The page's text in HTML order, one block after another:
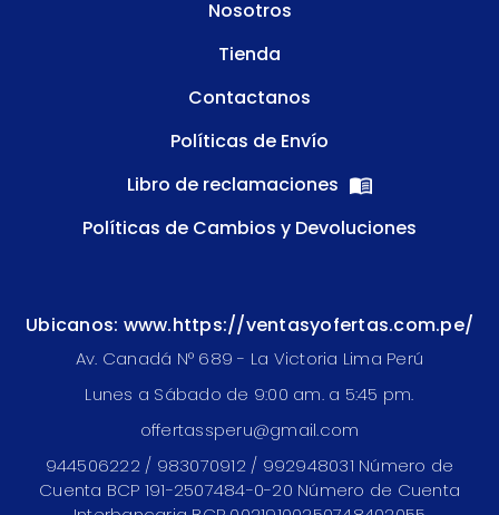
Nosotros
Tienda
Contactanos
Políticas de Envío
Libro de reclamaciones
Políticas de Cambios y Devoluciones
Ubicanos: www.https://ventasyofertas.com.pe/
Av. Canadá N° 689 - La Victoria Lima Perú
Lunes a Sábado de 9:00 am. a 5:45 pm.
offertassperu@gmail.com
944506222 / 983070912 / 992948031 Número de
Cuenta BCP 191-2507484-0-20 Número de Cuenta